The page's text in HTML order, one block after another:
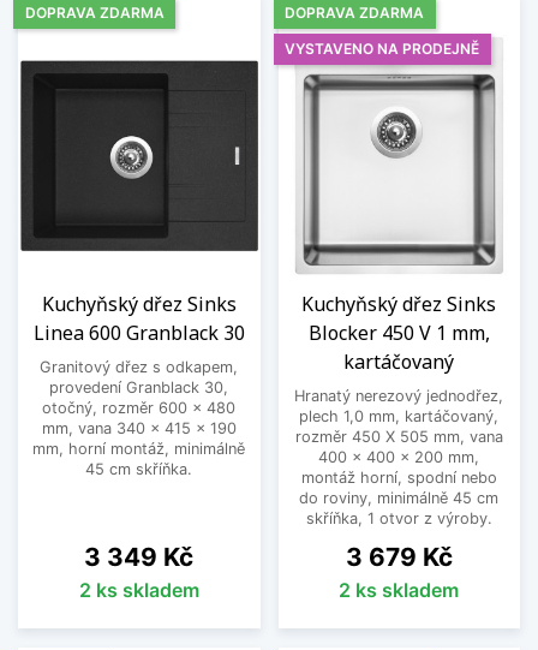
Kuchyňský dřez Sinks
Linea 600 Granblack 30
Granitový dřez s odkapem,
provedení Granblack 30,
otočný, rozměr 600 x 480
mm, vana 340 x 415 x 190
mm, horní montáž, minimálně
45 cm skříňka.
Cena
3 349 Kč
2 ks skladem
DOPRAVA ZDARMA
Kuchyňský dřez Sinks
Blocker 450 V 1 mm,
kartáčovaný
Hranatý nerezový jednodřez,
plech 1,0 mm, kartáčovaný,
rozměr 450 X 505 mm, vana
400 x 400 x 200 mm,
montáž horní, spodní nebo
do roviny, minimálně 45 cm
skříňka, 1 otvor z výroby.
Cena
3 679 Kč
2 ks skladem
DOPRAVA ZDARMA
VYSTAVENO NA PRODEJNĚ